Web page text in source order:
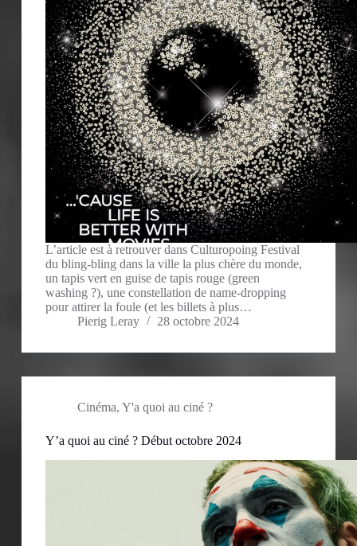
L’article est à retrouver dans Culturopoing Festival
du bling-bling dans la ville la plus chère du monde,
un tapis vert en guise de tapis rouge (green
washing ?), une constellation de name-dropping
pour attirer la foule (et les billets à plus…
Pierig Leray
28 octobre 2024
Cinéma, Y'a quoi au ciné ?
Y’a quoi au ciné ? Début octobre 2024